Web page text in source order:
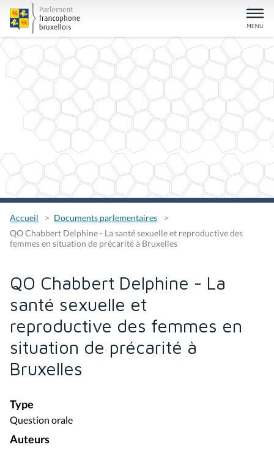
Accueil
Documents parlementaires
QO Chabbert Delphine - La santé sexuelle et reproductive des
femmes en situation de précarité à Bruxelles
QO Chabbert Delphine - La
santé sexuelle et
reproductive des femmes en
situation de précarité à
Bruxelles
Type
Question orale
Auteurs